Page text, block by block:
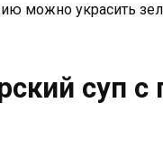
можно украсить
суп с